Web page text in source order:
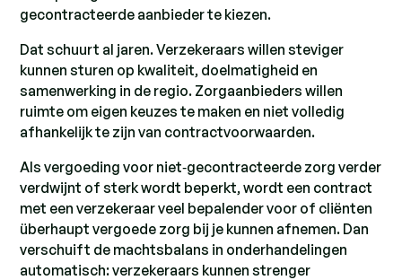
gecontracteerde aanbieder te kiezen.
Dat schuurt al jaren. Verzekeraars willen steviger
kunnen sturen op kwaliteit, doelmatigheid en
samenwerking in de regio. Zorgaanbieders willen
ruimte om eigen keuzes te maken en niet volledig
afhankelijk te zijn van contractvoorwaarden.
Als vergoeding voor niet‑gecontracteerde zorg verder
verdwijnt of sterk wordt beperkt, wordt een contract
met een verzekeraar veel bepalender voor of cliënten
überhaupt vergoede zorg bij je kunnen afnemen. Dan
verschuift de machtsbalans in onderhandelingen
automatisch: verzekeraars kunnen strenger